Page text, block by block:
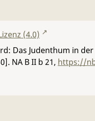
(4.0)
Das Judenthum in
NA B II b 21, https://